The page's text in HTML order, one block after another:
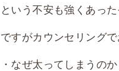
という不安も強くあった
ですがカウンセリング
・なぜ太ってしまうのか